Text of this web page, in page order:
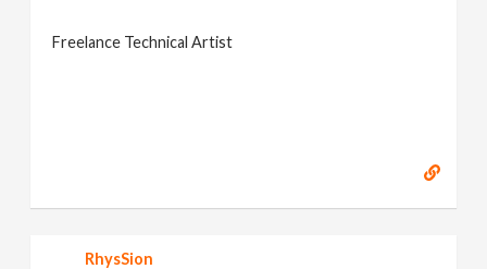
Freelance Technical Artist
RhysSion